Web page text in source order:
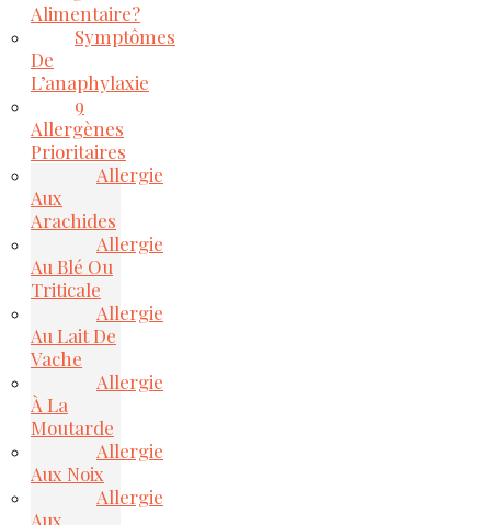
Alimentaire?
Symptômes
De
L’anaphylaxie
9
Allergènes
Prioritaires
Allergie
Aux
Arachides
Allergie
Au Blé Ou
Triticale
Allergie
Au Lait De
Vache
Allergie
À La
Moutarde
Allergie
Aux Noix
Allergie
Aux